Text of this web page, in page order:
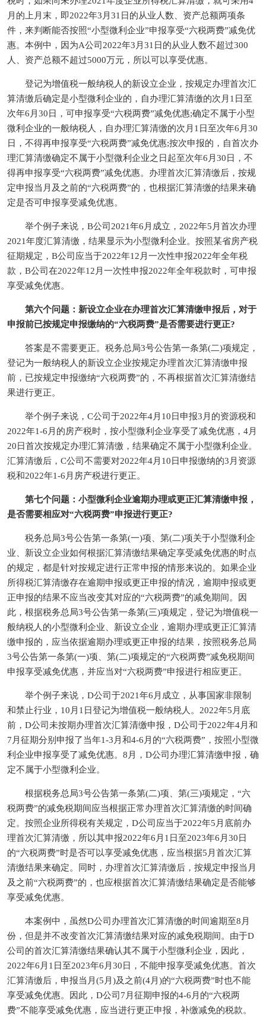
月的上月末，即2022年3月31日的从业人数、资产总额两项条
件，来判断能否按照“小型微利企业”申报享受“六税两费”减免优
惠。本例中，因为A公司2022年3月31日的从业人数不超过300
人、资产总额不超过5000万元，所以可以享受优惠。
登记为增值税一般纳税人的新设立企业，按规定办理首次汇
算清缴后确定是小型微利企业的，自办理汇算清缴的次月1日至
次年6月30日，可申报享受“六税两费”减免优惠;确定不属于小型
微利企业的一般纳税人，自办理汇算清缴的次月1日至次年6月30
日，不得再申报享受“六税两费”减免优惠;按次申报的，自首次办
理汇算清缴确定不属于小型微利企业之日起至次年6月30日，不
得再申报享受“六税两费”减免优惠。办理首次汇算清缴后，按规
定申报当月及之前的“六税两费”的，也根据汇算清缴的结果来确
定是否可申报享受减免优惠。
举个例子来说，B公司2021年6月成立，2022年5月首次办理
2021年度汇算清缴，结果显示为小型微利企业。按照某省房产税
征期规定，B公司应当于2022年12月一次性申报2022年全年税
款，B公司在2022年12月一次性申报2022年全年税款时，可申报
享受减免优惠。
第六个问题：新设立企业在办理首次汇算清缴申报后，对于
申报前已按规定申报缴纳的“六税两费”是否需要进行更正?
答案是不需要更正。税务总局3号公告第一条第(二)项规定，
登记为一般纳税人的新设立企业按规定办理首次汇算清缴申报
前，已按规定申报缴纳“六税两费”的，不再根据首次汇算清缴结
果进行更正。
举个例子来说，C公司于2022年4月10日申报3月的资源税和
2022年1-6月的房产税时，按小型微利企业享受了减免优惠，4月
20日首次按规定办理汇算清缴，结果确定不属于小型微利企业。
汇算清缴后，C公司不需要对2022年4月10日申报缴纳的3月资源
税和2022年1-6月房产税进行更正。
第七个问题：小型微利企业逾期办理或更正汇算清缴申报，
是否需要相应对“六税两费”申报进行更正?
税务总局3号公告第一条第(一)项、第(二)项关于小型微利企
业、新设立企业如何根据汇算清缴结果确定享受减免优惠的时点
的规定，都是针对按规定进行正常申报的情形来说的。如果企业
所得税汇算清缴存在逾期申报或更正申报的情况，逾期申报或更
正申报的结果不应当改变其对应的“六税两费”的减免期间。因
此，根据税务总局3号公告第一条第(三)项规定，登记为增值税一
般纳税人的小型微利企业、新设立企业，逾期办理或更正汇算清
缴申报的，应当依据逾期办理或更正申报的结果，按照税务总局
3号公告第一条第(一)项、第(二)项规定的“六税两费”减免税期间
申报享受减免优惠，并应当对“六税两费”申报进行相应更正。
举个例子来说，D公司于2021年6月成立，从事国家非限制
和禁止行业，10月1日登记为增值税一般纳税人。2022年5月底
前，D公司未按期办理首次汇算清缴申报，D公司于2022年4月和
7月征期分别申报了当年1-3月和4-6月的“六税两费”，按照小型微
利企业申报享受了减免优惠。8月，D公司办理汇算清缴申报，确
定不属于小型微利企业。
根据税务总局3号公告第一条第(二)项、第(三)项规定，“六
税两费”的减免税期间应当根据正常办理首次汇算清缴的时间确
定。按照企业所得税有关规定，D公司应当于2022年5月底前办
理首次汇算清缴，所以其申报2022年6月1日至2023年6月30日
的“六税两费”时是否可以享受减免优惠，应当根据5月首次汇算
清缴结果来确定。同时，办理首次汇算清缴后，按规定申报当月
及之前“六税两费”的，也应根据首次汇算清缴结果确定是否能够
享受减免优惠。
本案例中，虽然D公司办理首次汇算清缴的时间逾期至8月
份，但是并不改变首次汇算清缴结果对应的减免税期间。由于D
公司的首次汇算清缴结果确认其不属于小型微利企业，因此，
2022年6月1日至2023年6月30日，不能申报享受减免优惠。首次
汇算清缴后，申报当月(5月)及之前(4月)的“六税两费”时也不能
享受减免优惠。因此，D公司7月征期申报的4-6月的“六税两
费”不能享受减免优惠，应当进行更正申报，补缴减免的税款。